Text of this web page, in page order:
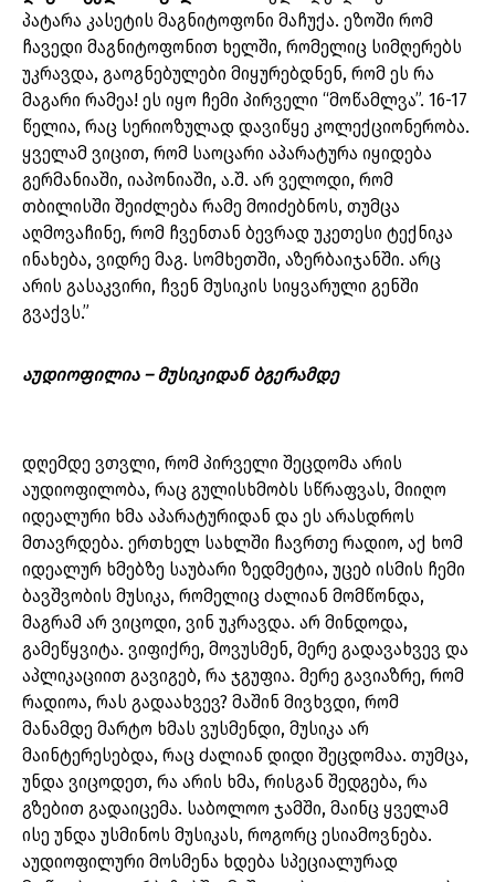
პატარა კასეტის მაგნიტოფონი მაჩუქა. ეზოში რომ
ჩავედი მაგნიტოფონით ხელში, რომელიც სიმღერებს
უკრავდა, გაოგნებულები მიყურებდნენ, რომ ეს რა
მაგარი რამეა! ეს იყო ჩემი პირველი “მოწამლვა”. 16-17
წელია, რაც სერიოზულად დავიწყე კოლექციონერობა.
ყველამ ვიცით, რომ საოცარი აპარატურა იყიდება
გერმანიაში, იაპონიაში, ა.შ. არ ველოდი, რომ
თბილისში შეიძლება რამე მოიძებნოს, თუმცა
აღმოვაჩინე, რომ ჩვენთან ბევრად უკეთესი ტექნიკა
ინახება, ვიდრე მაგ. სომხეთში, აზერბაიჯანში. არც
არის გასაკვირი, ჩვენ მუსიკის სიყვარული გენში
გვაქვს.”
აუდიოფილია – მუსიკიდან ბგერამდე
დღემდე ვთვლი, რომ პირველი შეცდომა არის
აუდიოფილობა, რაც გულისხმობს სწრაფვას, მიიღო
იდეალური ხმა აპარატურიდან და ეს არასდროს
მთავრდება. ერთხელ სახლში ჩავრთე რადიო, აქ ხომ
იდეალურ ხმებზე საუბარი ზედმეტია, უცებ ისმის ჩემი
ბავშვობის მუსიკა, რომელიც ძალიან მომწონდა,
მაგრამ არ ვიცოდი, ვინ უკრავდა. არ მინდოდა,
გამეწყვიტა. ვიფიქრე, მოვუსმენ, მერე გადავახვევ და
აპლიკაციით გავიგებ, რა ჯგუფია. მერე გავიაზრე, რომ
რადიოა, რას გადაახვევ? მაშინ მივხვდი, რომ
მანამდე მარტო ხმას ვუსმენდი, მუსიკა არ
მაინტერესებდა, რაც ძალიან დიდი შეცდომაა. თუმცა,
უნდა ვიცოდეთ, რა არის ხმა, რისგან შედგება, რა
გზებით გადაიცემა. საბოლოო ჯამში, მაინც ყველამ
ისე უნდა უსმინოს მუსიკას, როგორც ესიამოვნება.
აუდიოფილური მოსმენა ხდება სპეციალურად